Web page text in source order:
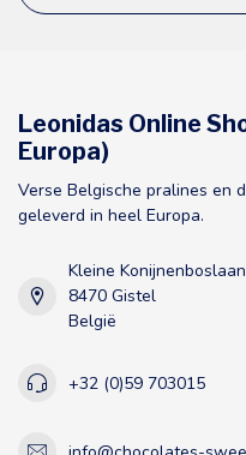
Leonidas Online
Europa)
Verse Belgische pralines en
geleverd in heel Europa.
Kleine
8470 Gistel
België
+32 (0)59 703015